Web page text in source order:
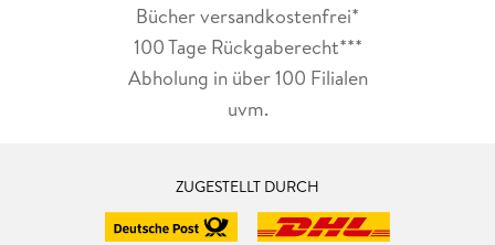
Bücher versandkostenfrei*
100 Tage Rückgaberecht***
Abholung in über 100 Filialen
uvm.
ZUGESTELLT DURCH